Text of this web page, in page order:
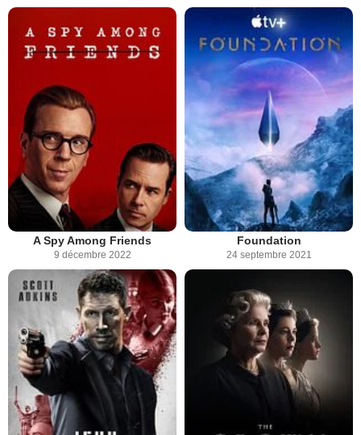
A Spy Among Friends
9 décembre 2022
Foundation
24 septembre 2021